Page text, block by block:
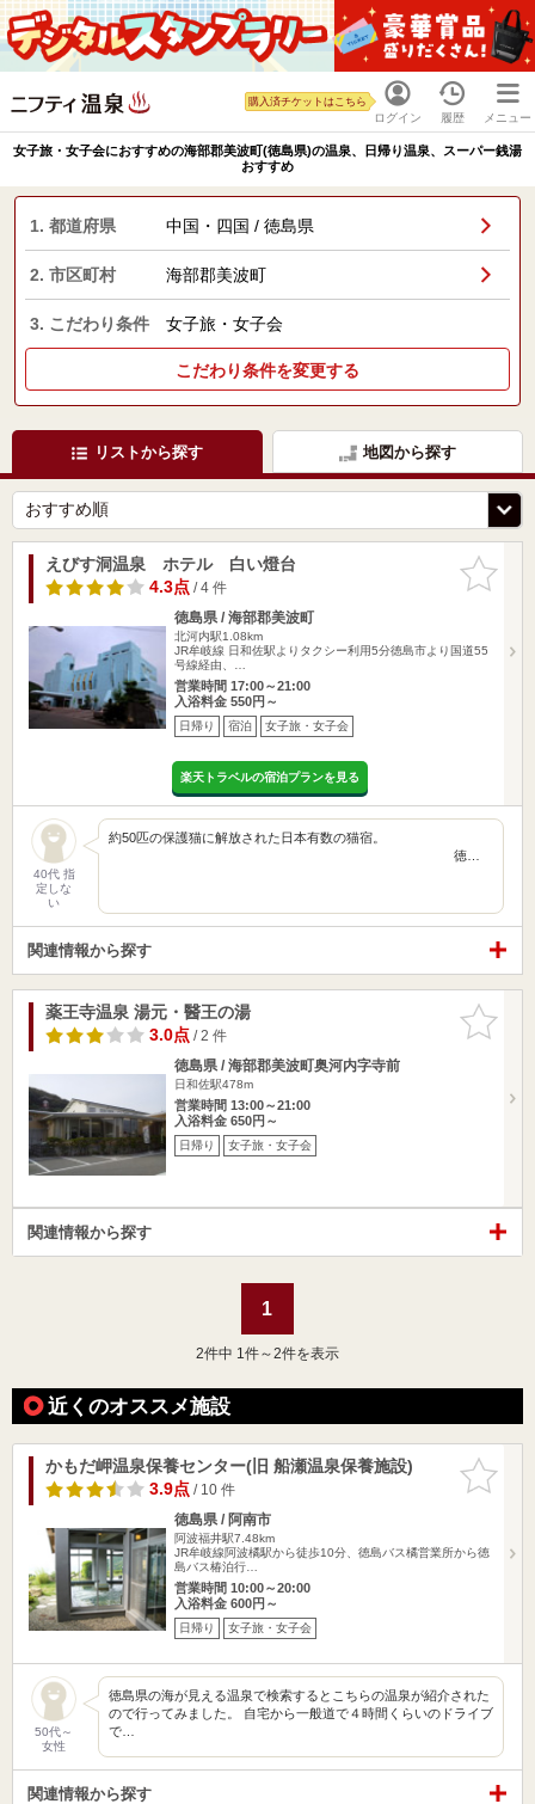
ログイン
購入済チケットはこちら
履歴 メニュー
女子旅・女子会におすすめの海部郡美波町(徳島県)の温泉、日帰り温泉、スーパー銭湯
おすすめ
1. 都道府県 中国・四国 / 徳島県
2. 市区町村 海部郡美波町
3. こだわり条件 女子旅・女子会
こだわり条件を変更する
リストから探す 地図から探す
お気に入
りに追加
えびす洞温泉 ホテル 白い燈台
4.3点/ 4 件
徳島県 / 海部郡美波町
北河内駅1.08km
JR牟岐線 日和佐駅よりタクシー利用5分徳島市より国道55
号線経由、…
営業時間 17:00～21:00
入浴料金 550円～
日帰り 宿泊 女子旅・女子会
楽天トラベルの宿泊プランを見る
40代 指
定しな
い
約50匹の保護猫に解放された日本有数の猫宿。
徳…
関連情報から探す
お気に入
りに追加
薬王寺温泉 湯元・醫王の湯
3.0点/ 2 件
徳島県 / 海部郡美波町奥河内字寺前
日和佐駅478m
営業時間 13:00～21:00
入浴料金 650円～
日帰り 女子旅・女子会
関連情報から探す
1
2件中 1件～2件を表示
近くのオススメ施設
お気に入
りに追加
かもだ岬温泉保養センター(旧 船瀬温泉保養施設)
3.9点/ 10 件
徳島県 / 阿南市
阿波福井駅7.48km
JR牟岐線阿波橘駅から徒歩10分、徳島バス橘営業所から徳
島バス椿泊行…
営業時間 10:00～20:00
入浴料金 600円～
日帰り 女子旅・女子会
50代～
女性
徳島県の海が見える温泉で検索するとこちらの温泉が紹介された
ので行ってみました。 自宅から一般道で４時間くらいのドライブ
で…
関連情報から探す